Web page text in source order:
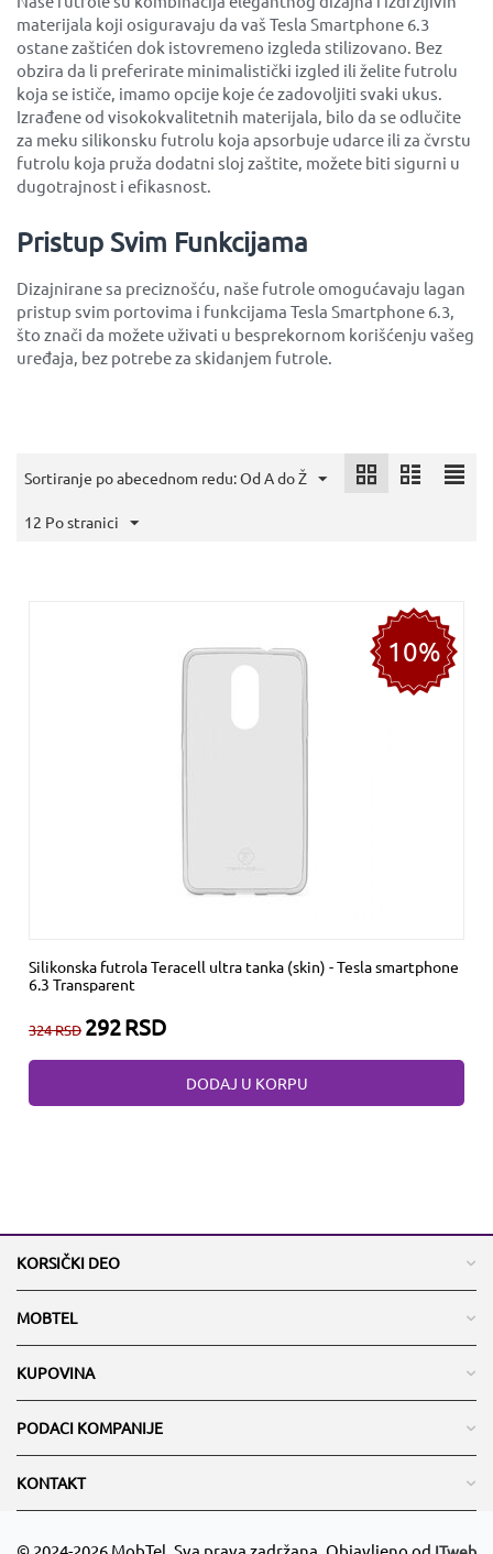
materijala koji osiguravaju da vaš Tesla Smartphone 6.3
ostane zaštićen dok istovremeno izgleda stilizovano. Bez
obzira da li preferirate minimalistički izgled ili želite futrolu
koja se ističe, imamo opcije koje će zadovoljiti svaki ukus.
Izrađene od visokokvalitetnih materijala, bilo da se odlučite
za meku silikonsku futrolu koja apsorbuje udarce ili za čvrstu
futrolu koja pruža dodatni sloj zaštite, možete biti sigurni u
dugotrajnost i efikasnost.
Pristup Svim Funkcijama
Dizajnirane sa preciznošću, naše futrole omogućavaju lagan
pristup svim portovima i funkcijama Tesla Smartphone 6.3,
što znači da možete uživati u besprekornom korišćenju vašeg
uređaja, bez potrebe za skidanjem futrole.
Sortiranje po abecednom redu: Od A do Ž
12 Po stranici
10%
Silikonska futrola Teracell ultra tanka (skin) - Tesla smartphone
6.3 Transparent
324RSD 292RSD
DODAJ U KORPU
KORSIČKI DEO
MOBTEL
KUPOVINA
PODACI KOMPANIJE
KONTAKT